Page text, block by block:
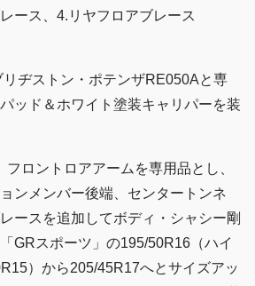
ース、4.リヤフロアブレース
ヂストン・ポテンザRE050Aと専
ッド＆ホワイト塗装キャリパーを装
フロントロアアームを専用品とし、
ンメンバー後端、センタートンネ
ースを追加してボディ・シャシー剛
GRスポーツ」の195/50R16（ハイ
）から205/45R17へとサイズアッ